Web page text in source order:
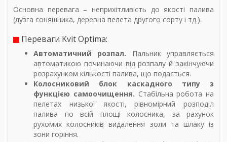
Основна перевага – неприхітливість до якості палива
(лузга соняшника, деревна пелета другого сорту і тд.).
Переваги Kvit Optima:
Автоматичний розпал. Пальник управляється
автоматикою починаючи від розпалу й закінчуючи
розрахунком кількості палива, що подається.
Колосниковий блок каскадного типу з
функцією самоочищення. Стабільна робота на
пелетах низької якості, рівномірний розподіл
палива по всій площі колосника, за рахунок
рухомих колосників видалення золи та шлаку із
зони горіння.